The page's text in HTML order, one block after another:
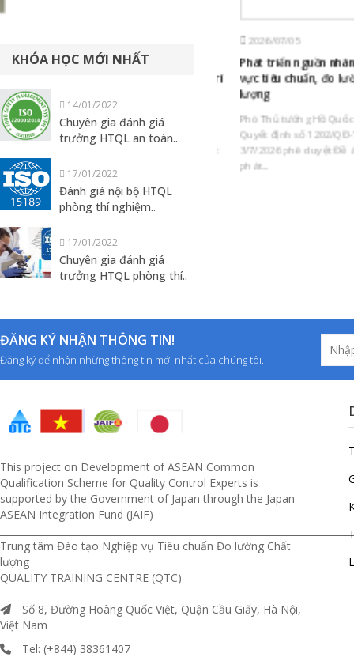
KHÓA HỌC MỚI NHẤT
14/01/2022
Chuyên gia đánh giá
trưởng HTQL an toàn..
17/01/2022
Đánh giá nội bộ HTQL
phòng thí nghiệm..
17/01/2022
Chuyên gia đánh giá
trưởng HTQL phòng thí..
Trung tâm Đào tạo nghiệp vụ
thức, đồng hành cùng quản lý
nhà nước và doanh nghiệp
Ngày 12/7/1994, Trung tâm Đào tạo
lượng (QTC) được thành lập trong
bối...
2026/07/05
Phát triển nguồn nhân
vực tiêu chuẩn, đo
lượng
Phó Thủ tướng Hồ Quốc
Quyết định số 1202/QĐ-TTg
3/7/2026 phê duyệt Đề án
phát...
ĐĂNG KÝ NHẬN THÔNG TIN!
Đăng ký để nhận những thông tin mới nhất của chúng tôi.
This project on Development of ASEAN Common
Qualification Scheme for Quality Control Experts is
supported by the Government of Japan through the Japan-
ASEAN Integration Fund (JAIF)
Trung tâm Đào tạo Nghiệp vụ Tiêu chuẩn Đo lường Chất
lượng
QUALITY TRAINING CENTRE (QTC)
Số 8, Đường Hoàng Quốc Việt, Quận Cầu Giấy, Hà Nội,
Việt Nam
Tel: (+844) 38361407